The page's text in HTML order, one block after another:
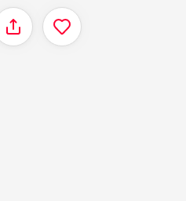
Delen